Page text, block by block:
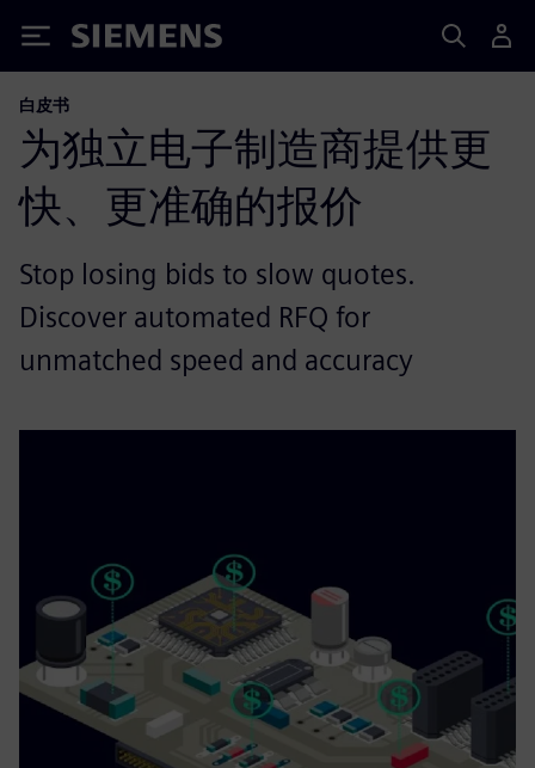
Siemens
白皮书
为独立电子制造商提供更
快、更准确的报价
Stop losing bids to slow quotes.
Discover automated RFQ for
unmatched speed and accuracy